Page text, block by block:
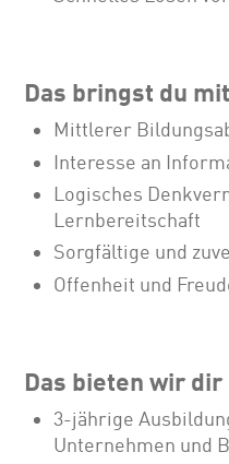
Das bringst du mit
Mittlerer
Interesse an
Logisches
Lernbereitschaft
Sorgfältige und
Offenheit und
Das bieten wir dir
3-jährige
Unternehmen und